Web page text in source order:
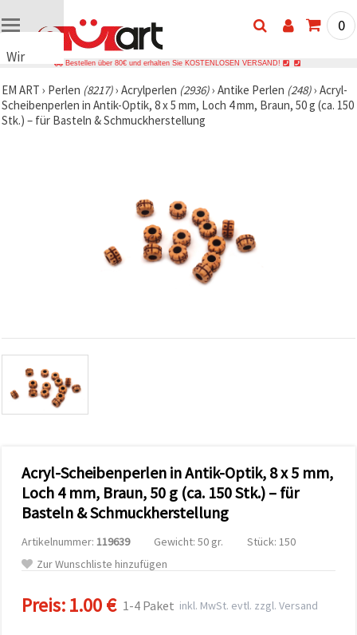
Wir
Cookies
🍪 Wir
verwenden
Datenverkehr
analysieren
sowie
relevantere
Unterstützung
Partner für
Analyse
Marketing.
ablehnen
0
Bestellen über 80€ und erhalten Sie KOSTENLOSEN VERSAND!
EM ART › Perlen (8217)› Acrylperlen (2936)› Antike Perlen (248)› Acryl-
Scheibenperlen in Antik-Optik, 8 x 5 mm, Loch 4 mm, Braun, 50 g (ca. 150
Stk.) – für Basteln & Schmuckherstellung
Acryl-Scheibenperlen in Antik-Optik, 8 x 5 mm,
Loch 4 mm, Braun, 50 g (ca. 150 Stk.) – für
Basteln & Schmuckherstellung
Artikelnummer: 119639 Gewicht: 50 gr.
Stück: 150
Zur Wunschliste hinzufügen
Preis:1.00 € 1-4 Paket inkl. MwSt. evtl. zzgl. Versand